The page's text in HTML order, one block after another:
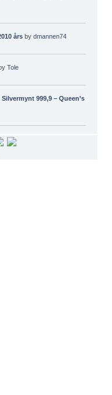
års bydmannen74
Tole
999,9 – Queen’s